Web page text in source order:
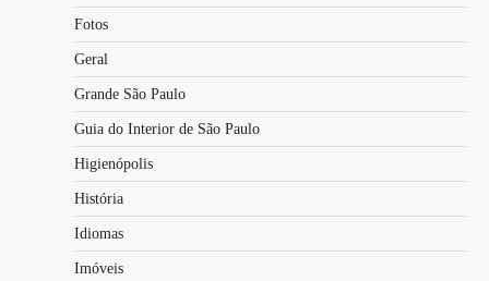
Fotos
Geral
Grande São Paulo
Guia do Interior de São Paulo
Higienópolis
História
Idiomas
Imóveis